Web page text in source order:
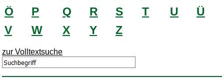
Ö
P Q R S T U
Ü
V
W X Y Z
zur Volltextsuche